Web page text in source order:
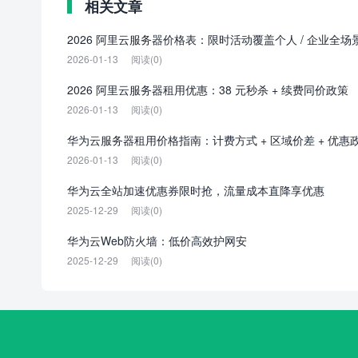
相关文章
2026 阿里云服务器价格表：限时活动覆盖个人 / 企业全场
2026-01-13 阅读(0)
2026 阿里云服务器租用优惠：38 元秒杀 + 续费同价政策
2026-01-13 阅读(0)
华为云服务器租用价格指南：计费方式 + 区域价差 + 优惠
2026-01-13 阅读(0)
华为云全站加速优惠券限时抢，流量成本直降享优惠
2025-12-29 阅读(0)
华为云Web防火墙：低价高效护网安
2025-12-29 阅读(0)